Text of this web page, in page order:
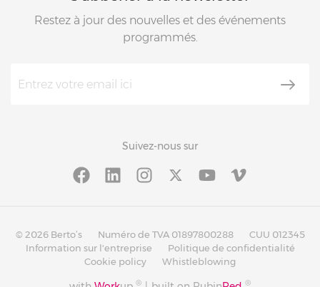
Restez à jour des nouvelles et des événements
programmés.
Suivez-nous sur
© 2026 Berto’s Numéro de TVA 01897800288
CUU 012345
Information sur l'entreprise
Politique de confidentialité
Cookie policy
Whistleblowing
® ®